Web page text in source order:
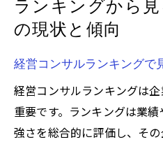
ランキングから
の現状と傾向
経営コンサルランキングで
経営コンサルランキングは
重要です。ランキングは業
強さを総合的に評価し、そ